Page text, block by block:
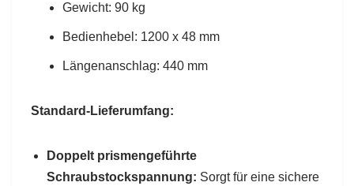
Gewicht: 90 kg
Bedienhebel: 1200 x 48 mm
Längenanschlag: 440 mm
Standard-Lieferumfang:
Doppelt prismengeführte
Schraubstockspannung: Sorgt für eine sichere